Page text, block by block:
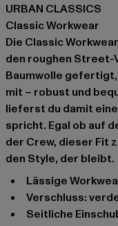
URBAN CLASSICS
Classic Workwear
Die Classic
den roughen Street-
Baumwolle
mit – robust und
lieferst du damit
spricht. Egal ob auf
der Crew, dieser Fit
den Style, der bleibt.
Lässige
Verschluss:
Seitliche